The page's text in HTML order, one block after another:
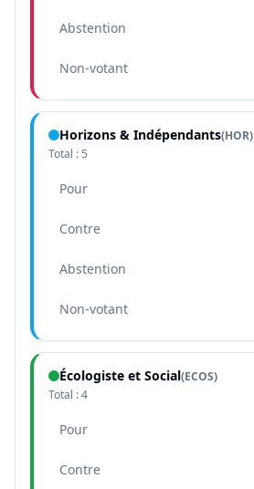
Abstention
Non-votant
Horizons & Indépendants(HOR)
Total : 5
Pour
Contre
Abstention
Non-votant
Écologiste et Social(ECOS)
Total :4
Pour
Contre